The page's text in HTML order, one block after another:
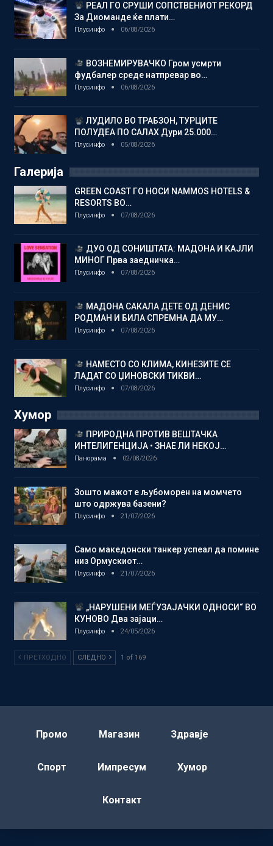
РЕАЛ ГО СРУШИ СОПСТВЕНИОТ РЕКОРД
За Диоманде ќе плати…
Плусинфо 06/08/2026
ВОЗНЕМИРУВАЧКО Гром усмрти
фудбалер среде натпревар во…
Плусинфо 06/08/2026
ЛУДИЛО ВО ТРАБЗОН, ТУРЦИТЕ
ПОЛУДЕА ПО САЛАХ Дури 25.000…
Плусинфо 05/08/2026
Галерија
GREEN COAST ГО НОСИ NAMMOS HOTELS &
RESORTS ВО…
Плусинфо 07/08/2026
ДУО ОД СОНИШТАТА: МАДОНА И КАЈЛИ
МИНОГ Прва заедничка…
Плусинфо 07/08/2026
МАДОНА САКАЛА ДЕТЕ ОД ДЕНИС
РОДМАН И БИЛА СПРЕМНА ДА МУ…
Плусинфо 07/08/2026
НАМЕСТО СО КЛИМА, КИНЕЗИТЕ СЕ
ЛАДАТ СО ЏИНОВСКИ ТИКВИ…
Плусинфо 07/08/2026
Хумор
ПРИРОДНА ПРОТИВ ВЕШТАЧКА
ИНТЕЛИГЕНЦИЈА • ЗНАЕ ЛИ НЕКОЈ…
Панорама 02/08/2026
Зошто мажот е љубоморен на момчето
што одржува базени?
Плусинфо 21/07/2026
Само македонски танкер успеал да помине
низ Ормускиот…
Плусинфо 21/07/2026
„НАРУШЕНИ МЕЃУЗАЈАЧКИ ОДНОСИ“ ВО
КУНОВО Два зајаци…
Плусинфо 24/05/2026
ПРЕТХОДНО СЛЕДНО 1 of 169
Промо Магазин Здравје
Спорт Импресум Хумор
Контакт